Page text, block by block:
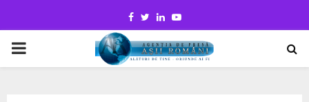
Facebook
TwitterLinkedinYoutube
PRIMARY